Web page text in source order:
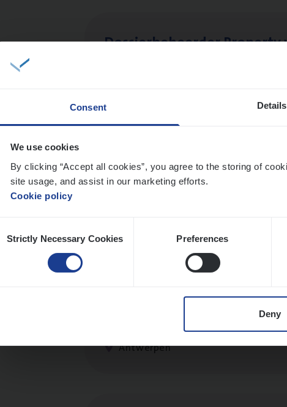
Consent Details
We use cookies
By clicking “Accept all cookies”, you agree to the storing of
site usage, and assist in our marketing efforts.
Cookie policy
Selection
Strictly Necessary Cookies Preferences
Deny
Dos­sier­be­heer­der
Dos­sier­be­heer­der
mans — Mechelen
Dos­sier­be­heer­der
Antwerpen